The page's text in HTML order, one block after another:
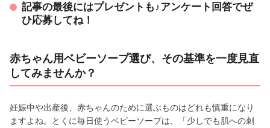
記事の最後にはプレゼントも♪アンケート回答でぜ
ひ応募してね！
赤ちゃん用ベビーソープ選び、その基準を一度見直
してみませんか？
妊娠中や出産後、赤ちゃんのために選ぶものはどれも慎重になり
ますよね。とくに毎日使うベビーソープは、「少しでも肌への刺